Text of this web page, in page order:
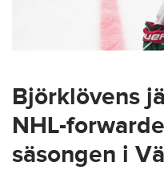
Björklövens
NHL-
säsongen i